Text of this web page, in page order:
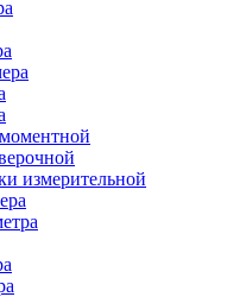
измерительной